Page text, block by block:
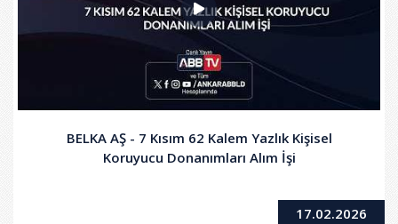
BELKA AŞ - 7 Kısım 62 Kalem Yazlık Kişisel
Koruyucu Donanımları Alım İşi
17.02.2026